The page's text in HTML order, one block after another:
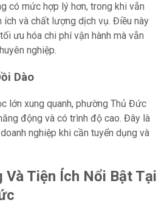
có mức hợp lý hơn, trong khi vẫn
và chất lượng dịch vụ. Điều này
ưu hóa chi phí vận hành mà vẫn
nghiệp.
Dào
lớn xung quanh, phường Thủ Đức
động và có trình độ cao. Đây là
nghiệp khi cần tuyển dụng và
Và Tiện Ích Nổi Bật Tại